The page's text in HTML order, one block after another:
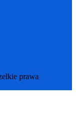
prawa